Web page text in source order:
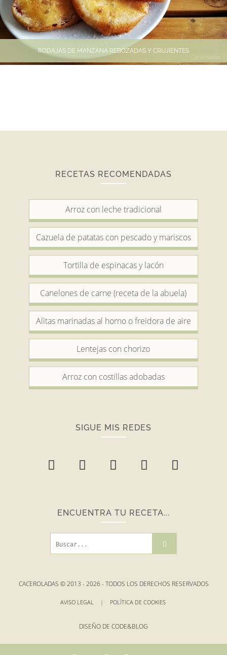
RODAJAS DE MANZANA REBOZADAS Y CRUJIENTES
RECETAS RECOMENDADAS
Arroz con leche tradicional
Cazuela de patatas con pescado y mariscos
Tortilla de espinacas y lacón
Canelones de carne (receta de la abuela)
Alitas marinadas al horno o freidora de aire
Lentejas con chorizo
Arroz con costillas adobadas
SIGUE MIS REDES
ENCUENTRA TU RECETA...
CACEROLADAS © 2013 -2026- TODOS LOS DERECHOS RESERVADOS
AVISO LEGAL | POLÍTICA DE COOKIES
DISEÑO DE CODE&BLOG